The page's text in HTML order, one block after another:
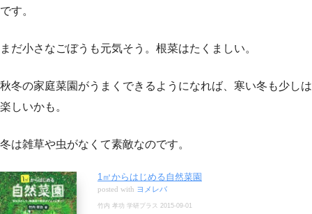
です。
まだ小さなごぼうも元気そう。根菜はたくましい。
秋冬の家庭菜園がうまくできるようになれば、寒い冬も少しは
楽しいかも。
冬は雑草や虫がなくて素敵なのです。
1㎡からはじめる自然菜園
posted with ヨメレバ
竹内 孝功 学研プラス 2015-09-01